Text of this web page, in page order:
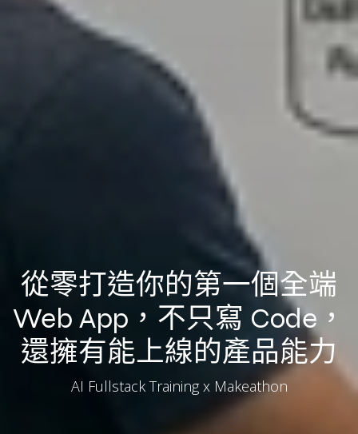
從零打造你的第一個全端
Web App，不只寫 Code，
還擁有能上線的產品能力
AI Fullstack Training x Makeathon